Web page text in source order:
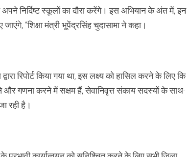
अपने निर्दिष्ट स्कूलों का दौरा करेंगे। इस अभियान के अंत में, इन
“शिक्षा मंत्री भूपेंद्रसिंह चुदासामा ने कहा।
रिपोर्ट किया गया था, इस लक्ष्य को हासिल करने के लिए कि
गणना करने में सक्षम हैं, सेवानिवृत्त संकाय सदस्यों के साथ-
रही है।